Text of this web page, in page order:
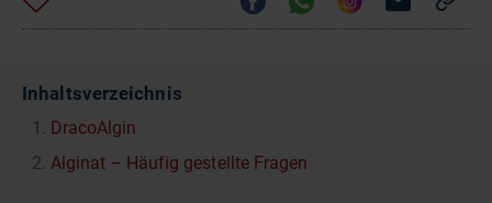
Inhaltsverzeichnis
DracoAlgin
Alginat – Häufig gestellte Fragen